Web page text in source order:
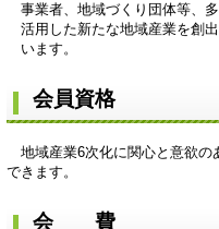
事業者、地域づくり団体等、
活用した新たな地域産業を創
います。
会員資格
地域産業6次化に関心と意欲の
できます。
会 費